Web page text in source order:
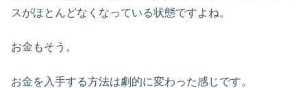
スがほとんどなくなっている状態ですよね。
お金もそう。
お金を入手する方法は劇的に変わった感じです。